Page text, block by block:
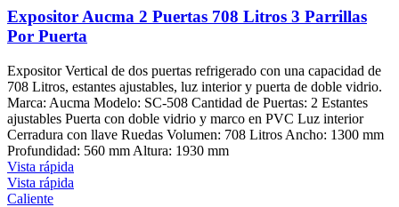
Expositor Aucma 2 Puertas 708 Litros 3 Parrillas
Por Puerta
Expositor Vertical de dos puertas refrigerado con una capacidad de
708 Litros, estantes ajustables, luz interior y puerta de doble vidrio.
Marca: Aucma Modelo: SC-508 Cantidad de Puertas: 2 Estantes
ajustables Puerta con doble vidrio y marco en PVC Luz interior
Cerradura con llave Ruedas Volumen: 708 Litros Ancho: 1300 mm
Profundidad: 560 mm Altura: 1930 mm
Vista rápida
Vista rápida
Caliente